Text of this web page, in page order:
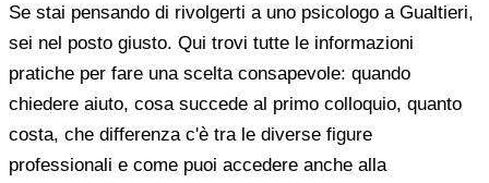
Se stai pensando di rivolgerti a uno psicologo a Gualtieri,
sei nel posto giusto. Qui trovi tutte le informazioni
pratiche per fare una scelta consapevole: quando
chiedere aiuto, cosa succede al primo colloquio, quanto
costa, che differenza c'è tra le diverse figure
professionali e come puoi accedere anche alla